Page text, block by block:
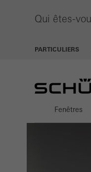
Qui êtes-
PARTICULIERS
Fenêtres